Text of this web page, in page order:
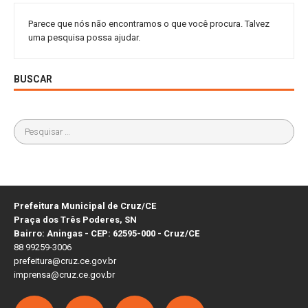
Parece que nós não encontramos o que você procura. Talvez
uma pesquisa possa ajudar.
BUSCAR
Prefeitura Municipal de Cruz/CE
Praça dos Três Poderes, SN
Bairro: Aningas - CEP: 62595-000 - Cruz/CE
88 99259-3006
prefeitura@cruz.ce.gov.br
imprensa@cruz.ce.gov.br